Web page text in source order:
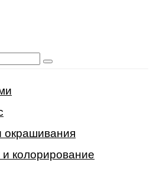
колорирование